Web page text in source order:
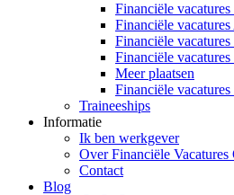
Financiële
Financiële
Financiële
Financiële
Meer plaatsen
Financiële
Traineeships
Informatie
Ik ben werkgever
Over Financiële Vacatures
Contact
Blog